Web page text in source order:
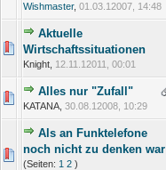
Wishmaster, 01.03.12007, 14:48
Aktuelle
Wirtschaftssituationen
Knight, 12.11.12011, 00:01
Alles nur "Zufall"
KATANA, 30.08.12008, 10:29
Als an Funktelefone
noch nicht zu denken war
(Seiten: 1 2 )